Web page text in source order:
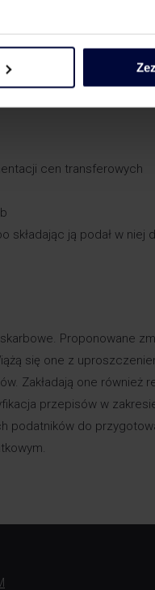
również terminy
z 7 dni na 14
dla wybranych transakcji
wskazać
cen transferowych
składając ją podał w niej
Proponowane
się one z
Zakładają one również
przepisów w
podatników do